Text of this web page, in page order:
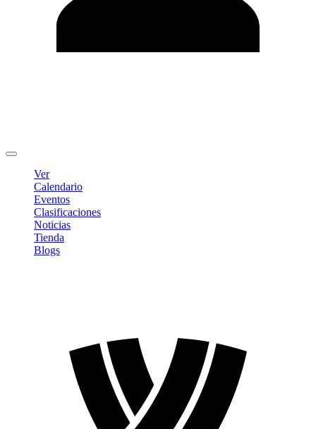
Ver
Calendario
Eventos
Clasificaciones
Noticias
Tienda
Blogs